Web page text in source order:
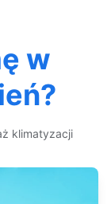
w
klimatyzacji